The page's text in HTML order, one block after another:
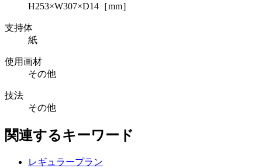
H253×W307×D14［mm］
支持体
紙
使用画材
その他
技法
その他
関連するキーワード
レギュラープラン